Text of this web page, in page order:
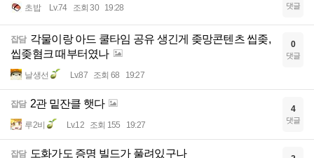
초밥 Lv.74 조회 30 19:28 댓글
잡담 각물이랑 아드 쿨타임 공유 생긴게 좆망콘텐츠 씹좆,
씹좆혐크 때부터였나
날생선 Lv.87 조회 68 19:27
0
댓글
잡담 2관 밑잔클 햇다
루2비 Lv.12 조회 155 19:27
4
댓글
잡담 도화가도 증명 빌드가 풀려있구나